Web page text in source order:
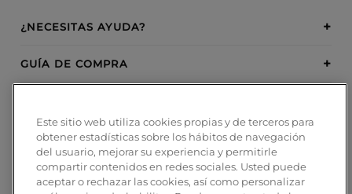
¿NECESITAS AYUDA?
GUÍA DE COMPRA
INSPIRATION
MÉTODOS DE PAGO
Este sitio web utiliza cookies propias y de terceros para
obtener estadísticas sobre los hábitos de navegación
del usuario, mejorar su experiencia y permitirle
compartir contenidos en redes sociales. Usted puede
aceptar o rechazar las cookies, así como personalizar